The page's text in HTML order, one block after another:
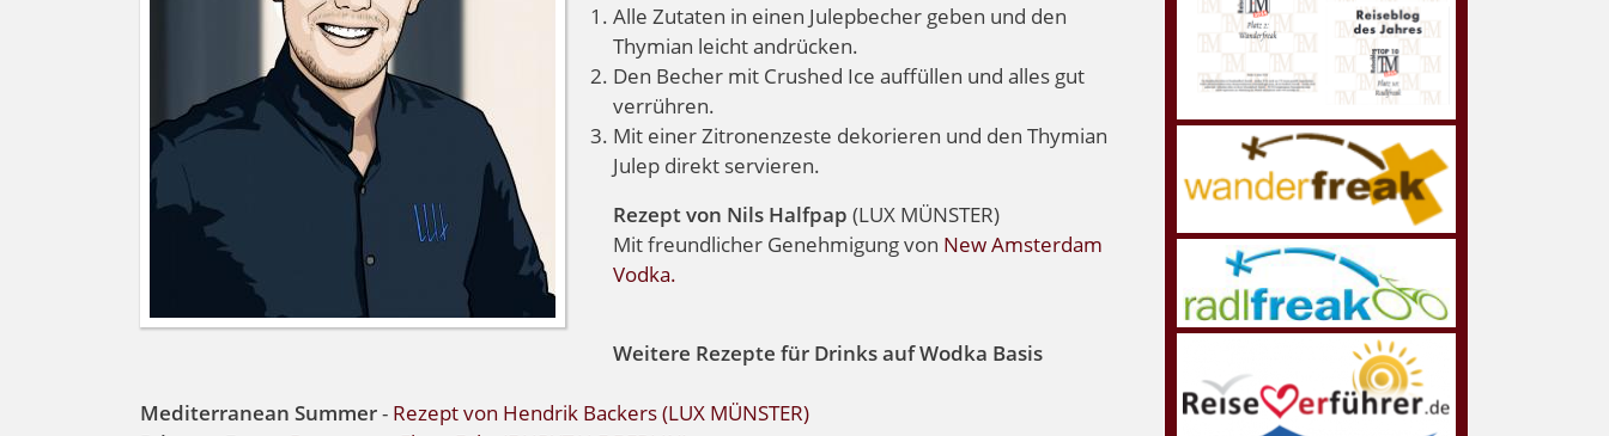
Alle Zutaten in einen Julepbecher geben und den
Thymian leicht andrücken.
Den Becher mit Crushed Ice auffüllen und alles gut
verrühren.
Mit einer Zitronenzeste dekorieren und den Thymian
Julep direkt servieren.
Rezept von Nils Halfpap (LUX MÜNSTER)
Mit freundlicher Genehmigung von New Amsterdam
Vodka.
Weitere Rezepte für Drinks auf Wodka Basis
Mediterranean Summer- Rezept von Hendrik Backers (LUX MÜNSTER)